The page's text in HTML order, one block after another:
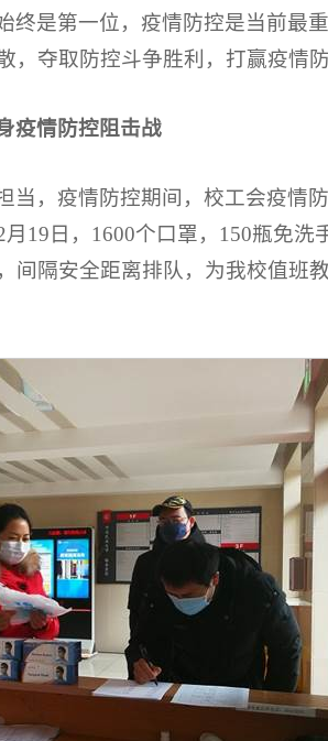
是第一位，疫情防控是当前最
夺取防控斗争胜利，打赢疫情防
疫情防控阻击战
，疫情防控期间，校工会疫情
19日，1600个口罩，150瓶免
隔安全距离排队，为我校值班